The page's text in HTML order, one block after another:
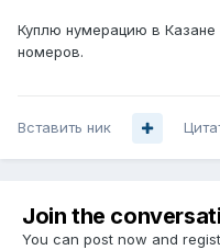
Куплю нумерацию в Казане
номеров.
Вставить ник
Join the
You can post now and